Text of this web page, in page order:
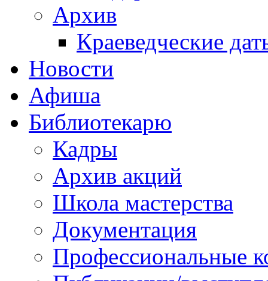
Архив
Краеведческие
Новости
Афиша
Библиотекарю
Кадры
Архив акций
Школа мастерства
Документация
Профессиональные